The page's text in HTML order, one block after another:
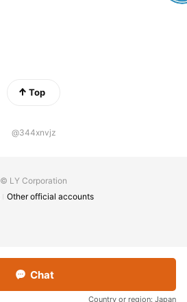
Top
@344xnvjz
© LY Corporation
Other official accounts
Chat
Country or region: Japan